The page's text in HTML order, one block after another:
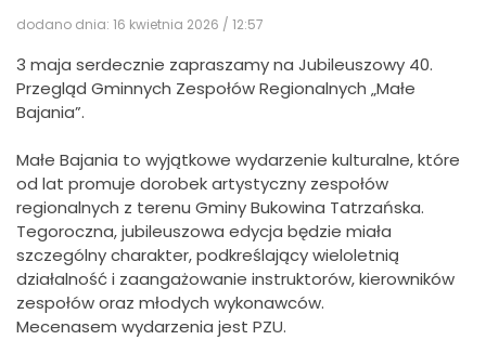
dodano dnia: 16 kwietnia 2026 / 12:57
3 maja serdecznie zapraszamy na Jubileuszowy 40.
Przegląd Gminnych Zespołów Regionalnych „Małe
Bajania”.
Małe Bajania to wyjątkowe wydarzenie kulturalne, które
od lat promuje dorobek artystyczny zespołów
regionalnych z terenu Gminy Bukowina Tatrzańska.
Tegoroczna, jubileuszowa edycja będzie miała
szczególny charakter, podkreślający wieloletnią
działalność i zaangażowanie instruktorów, kierowników
zespołów oraz młodych wykonawców.
Mecenasem wydarzenia jest PZU.